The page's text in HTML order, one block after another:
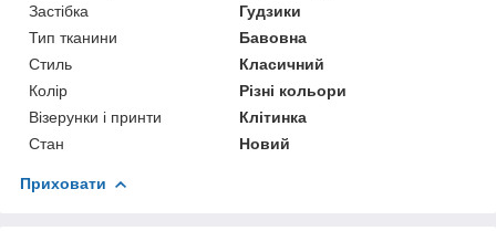
Застібка
Гудзики
Тип тканини
Бавовна
Стиль
Класичний
Колір
Різні кольори
Візерунки і принти
Клітинка
Стан
Новий
Приховати